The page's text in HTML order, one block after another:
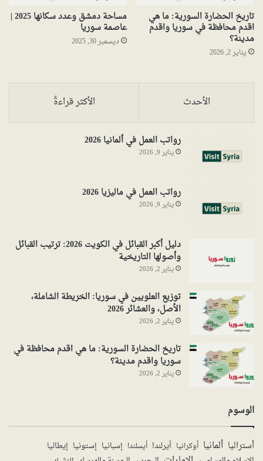
تاريخ الحضارة السورية: ما هي
اقدم محافظة في سوريا واقدم
مدينة؟
يناير 2, 2026
مساحة دمشق وعدد سكانها 2025 |
عاصمة سوريا
ديسمبر 30, 2025
الأحدث الأكثر قراءةً
رواتب العمل في ألمانيا 2026
يناير 9, 2026
رواتب العمل في ماليزيا 2026
يناير 9, 2026
دليل أكبر القبائل في الكويت 2026: ترتيب القبائل
وأصولها التاريخية
يناير 2, 2026
توزيع العلويين في سوريا: الخريطة الشاملة،
الأصل، والعشائر 2026
يناير 2, 2026
تاريخ الحضارة السورية: ما هي اقدم محافظة في
سوريا واقدم مدينة؟
يناير 2, 2026
الوسوم
أستراليا ألمانيا أوكرانيا أيرلندا أيسلندا إسبانيا إستونيا إيطاليا